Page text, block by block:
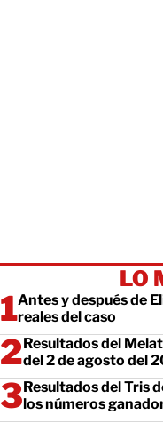
LO
Antes y después de
reales del caso
Resultados del
del 2 de agosto del
Resultados del Tris
los números